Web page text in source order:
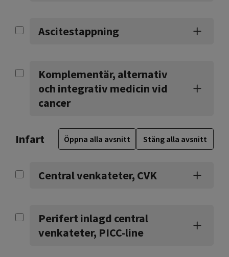
Ascitestappning
Komplementär, alternativ
och integrativ medicin vid
cancer
Infart Öppna alla avsnitt Stäng alla avsnitt
Central venkateter, CVK
Perifert inlagd central
venkateter, PICC-line